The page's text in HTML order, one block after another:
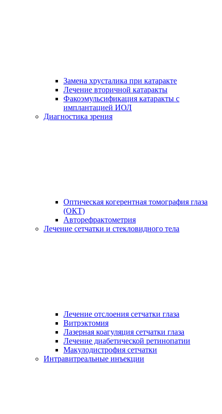
Замена хрусталика при катаракте
Лечение вторичной катаракты
Факоэмульсификация катаракты с
имплантацией ИОЛ
Диагностика зрения
Оптическая когерентная томография глаза
(ОКТ)
Авторефрактометрия
Лечение сетчатки и стекловидного тела
Лечение отслоения сетчатки глаза
Витрэктомия
Лазерная коагуляция сетчатки глаза
Лечение диабетической ретинопатии
Макулодистрофия сетчатки
Интравитреальные инъекции